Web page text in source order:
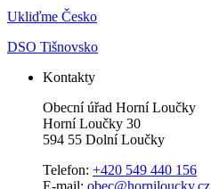
Ukliďme Česko
DSO Tišnovsko
Kontakty
Obecní úřad Horní Loučky
Horní Loučky 30
594 55 Dolní Loučky
Telefon: +420 549 440 156